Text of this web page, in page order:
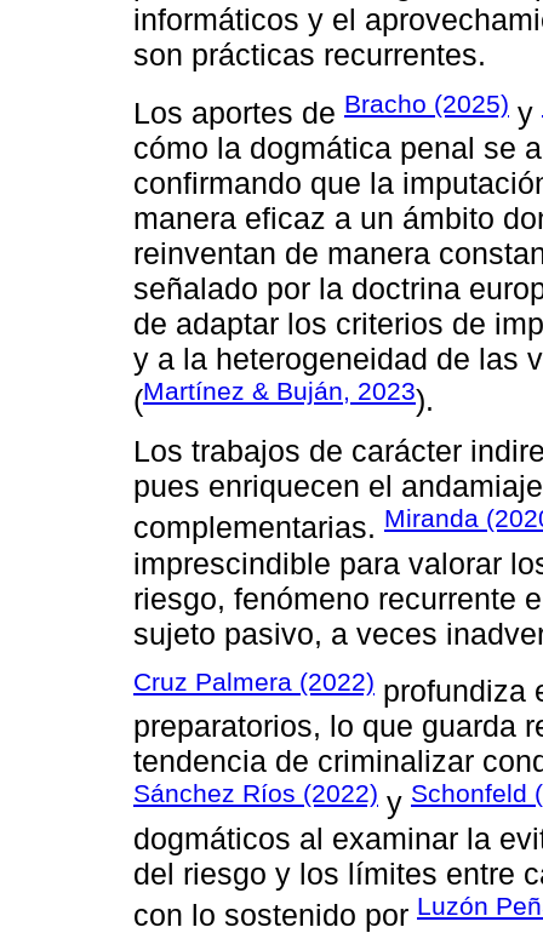
informáticos y el
son prácticas recurrentes.
Los aportes de Bracho (2025) y
cómo la dogmática penal se
confirmando que la
manera eficaz a un ámbito
reinventan de manera
señalado por la doctrina
de adaptar los criterios de
y a la heterogeneidad de las
(Martínez & Buján, 2023).
Los trabajos de carácter
pues enriquecen el
complementarias. Miranda
imprescindible para valorar
riesgo, fenómeno recurrente
sujeto pasivo, a veces
Cruz Palmera (2022) profundiza
preparatorios, lo que guarda
tendencia de criminalizar
Sánchez Ríos (2022) y Schonfeld
dogmáticos al examinar la
del riesgo y los límites entre
con lo sostenido por Luzón